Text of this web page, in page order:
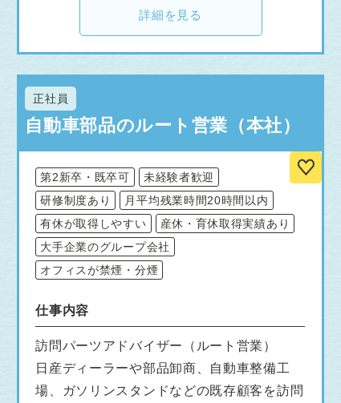
詳細を見る
正社員
自動車部品のルート営業（本社）
第2新卒・既卒可
未経験者歓迎
研修制度あり
月平均残業時間20時間以内
有休が取得しやすい
産休・育休取得実績あり
大手企業のグループ会社
オフィスが禁煙・分煙
仕事内容
訪問パーツアドバイザー（ルート営業）
日産ディーラーや部品卸商、自動車整備工
場、ガソリンスタンドなどの既存顧客を訪問